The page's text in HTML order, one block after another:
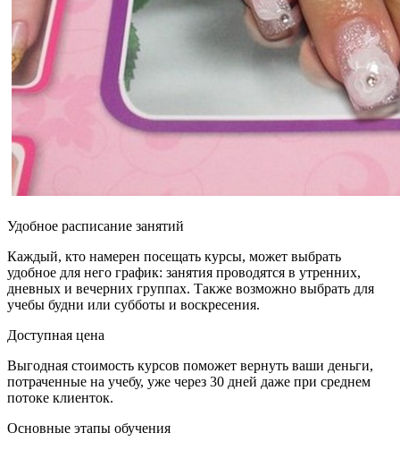
Удобное расписание занятий
Каждый, кто намерен посещать курсы, может выбрать
удобное для него график: занятия проводятся в утренних,
дневных и вечерних группах. Также возможно выбрать для
учебы будни или субботы и воскресения.
Доступная цена
Выгодная стоимость курсов поможет вернуть ваши деньги,
потраченные на учебу, уже через 30 дней даже при среднем
потоке клиенток.
Основные этапы обучения